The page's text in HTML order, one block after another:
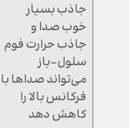
جاذب بسیار
خوب صدا و
جاذب حرارت فوم
سلول-باز
می‌تواند صداها با
فرکانس بالا را
کاهش دهد